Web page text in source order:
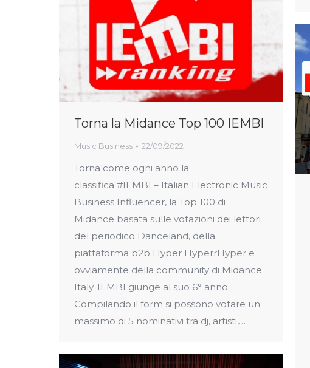
Torna la Midance Top 100 IEMBI
Music Business 22/09/2022
Torna come ogni anno la
classifica #IEMBI – Italian Electronic Music
Business Influencer, la Top 100 di
Midance basata sulle votazioni dei lettori
del periodico Danceland, della
piattaforma b2b Hyper HyperrHyper e
ovviamente della community di Midance
Italy. IEMBI giunge al suo 6° anno.
Compilando il form si possono votare un
massimo di 5 nominativi tra dj, artisti,…